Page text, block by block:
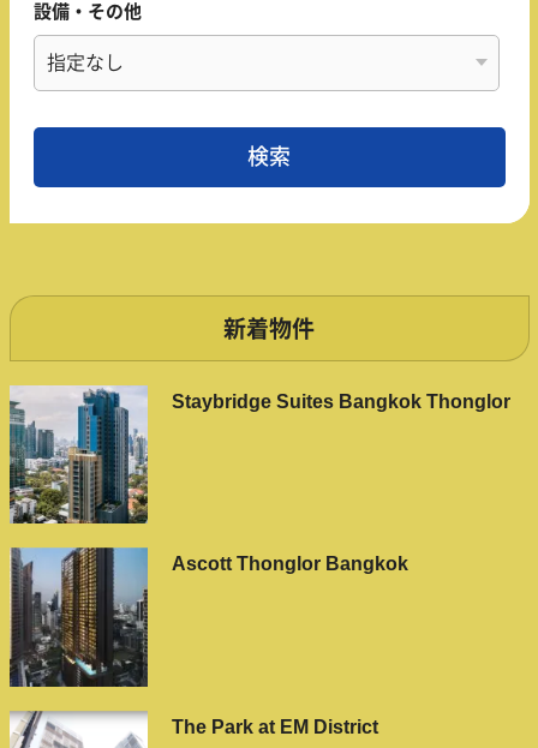
設備・その他
新着物件
Staybridge Suites Bangkok Thonglor
Ascott Thonglor Bangkok
The Park at EM District